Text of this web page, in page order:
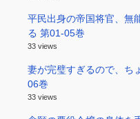
平民出身の帝国将官、無
る 第01-05巻
33 views
妻が完璧すぎるので、ち
06巻
33 views